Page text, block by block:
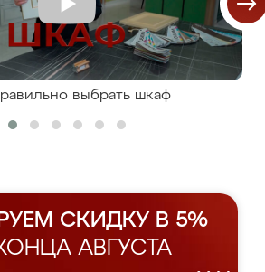
выбрать шкаф
СКИДКУ В 5%
АВГУСТА